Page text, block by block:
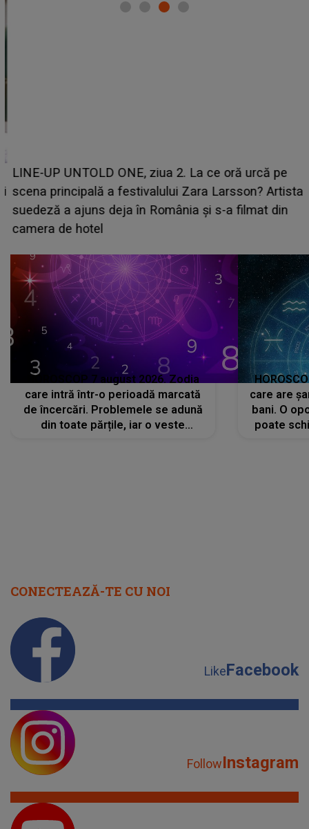
LINE-UP UNTOLD ONE, ziua 2. La ce oră urcă pe
scena principală a festivalului Zara Larsson? Artista
suedeză a ajuns deja în România și s-a filmat din
camera de hotel
HOROSCOP 7 august 2026. Zodia
care intră într-o perioadă marcată
de încercări. Problemele se adună
din toate părțile, iar o veste
care are
bani. O
poate
CONECTEAZĂ-TE CU NOI
LikeFacebook
FollowInstagram